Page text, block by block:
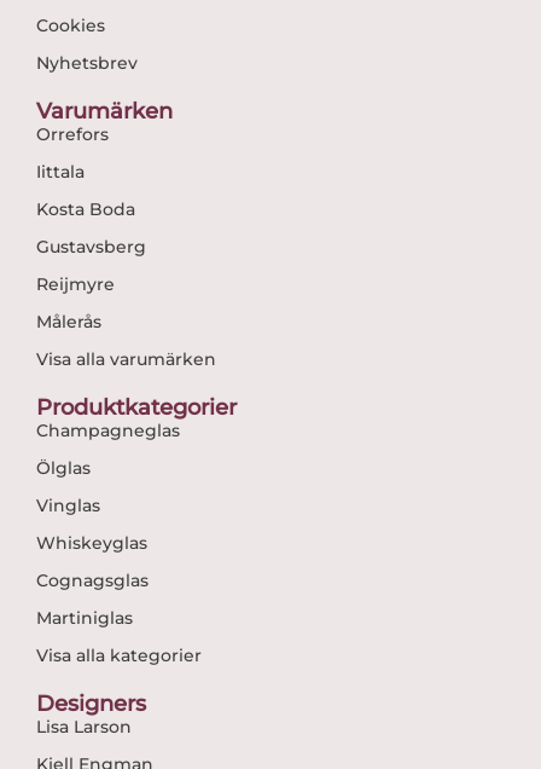
Cookies
Nyhetsbrev
Varumärken
Orrefors
Iittala
Kosta Boda
Gustavsberg
Reijmyre
Målerås
Visa alla varumärken
Produktkategorier
Champagneglas
Ölglas
Vinglas
Whiskeyglas
Cognagsglas
Martiniglas
Visa alla kategorier
Designers
Lisa Larson
Kjell Engman